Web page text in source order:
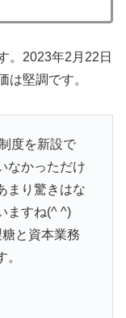
。2023年2月22日
は堅調です。
度を新設で
なかっただけ
まり驚きはな
ますね(^ ^)
と資本業務